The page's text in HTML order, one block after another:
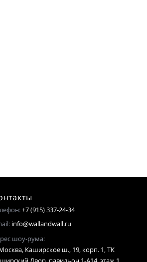
+7 (915) 337-24-34
info@wallandwall.ru
шоу-рума:
Каширское ш., 19, корп. 1, ТК